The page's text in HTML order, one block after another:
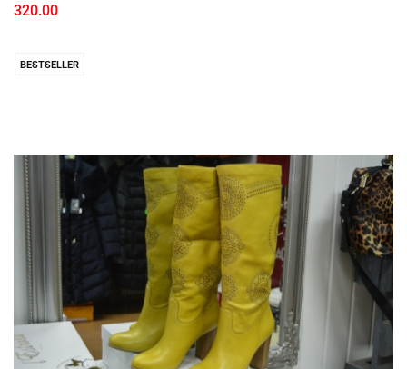
320.00
BESTSELLER